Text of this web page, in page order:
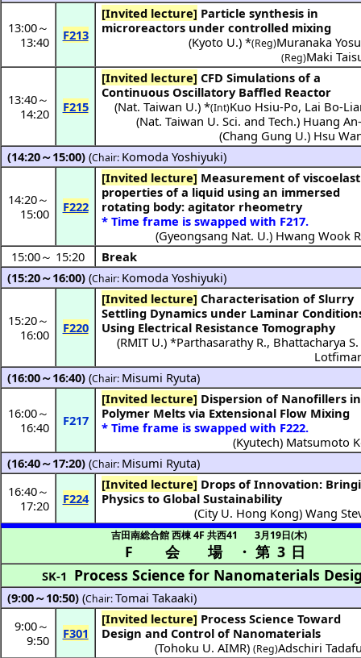
13:00～
13:40
F213
[Invited lecture]
microreactors under controlled mixing
(Kyoto U.) *(Reg)Muranaka
(Reg)Maki
13:40～
14:20
F215
[Invited lecture] CFD Simulations of a
Continuous Oscillatory Baffled Reactor
(Nat. Taiwan U.) *(Int)Kuo Hsiu-Po, Lai Bo-
(Nat. Taiwan U. Sci. and Tech.) Huang
(Chang Gung U.) Hsu
(14:20～15:00) (Chair: Komoda Yoshiyuki)
14:20～
15:00
F222
[Invited lecture]
properties of a liquid using an immersed
rotating body: agitator rheometry
* Time frame is swapped with F217.
(Gyeongsang Nat. U.) Hwang Wook
15:00～ 15:20
Break
(15:20～16:00) (Chair: Komoda Yoshiyuki)
15:20～
16:00
F220
[Invited lecture] Characterisation of Slurry
Settling Dynamics under Laminar
Using Electrical Resistance Tomography
(RMIT U.) *Parthasarathy R., Bhattacharya
(16:00～16:40) (Chair: Misumi Ryuta)
16:00～
16:40
F217
[Invited lecture]
Polymer Melts via Extensional Flow Mixing
* Time frame is swapped with F222.
(Kyutech) Matsumoto
(16:40～17:20) (Chair: Misumi Ryuta)
16:40～
17:20
F224
[Invited lecture]
Physics to Global Sustainability
(City U. Hong Kong) Wang
F 会場
吉田南総合館 西棟 4F 共西41
・ 第 3 日
3月19日(木)
SK-1 Process Science for Nanomaterials
(9:00～10:50) (Chair:Tomai Takaaki)
9:00～
9:50
F301
[Invited lecture]
Design and Control of Nanomaterials
(Tohoku U. AIMR) (Reg)Adschiri